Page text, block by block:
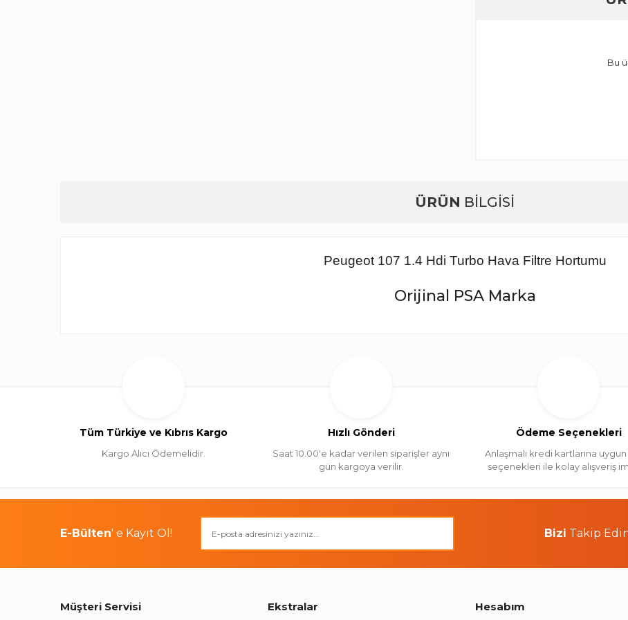
Bu
ÜRÜN BİLGİSİ
Peugeot 107 1.4 Hdi Turbo Hava Filtre Hortumu
Orijinal PSA Marka
Tüm Türkiye ve Kıbrıs Kargo
Kargo Alıcı Ödemelidir.
Hızlı Gönderi
Saat 10.00'e kadar verilen siparişler aynı
gün kargoya verilir.
Ödeme Seçenekleri
Anlaşmalı kredi kartlarına
seçenekleri ile kolay alışveriş
E-Bülten' e Kayıt Ol! Bizi Takip
Müşteri Servisi Ekstralar Hesabım